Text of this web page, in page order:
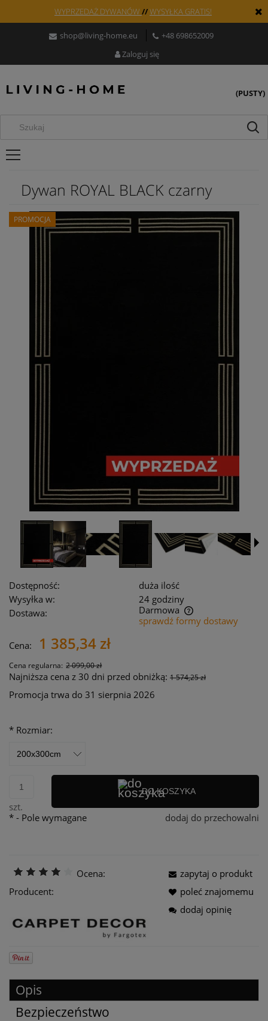
WYPRZEDAŻ DYWANÓW //WYSYŁKA GRATIS!
shop@living-home.eu
+48 698652009
Zaloguj się
(PUSTY)
Dywan ROYAL BLACK czarny
PROMOCJA
Dostępność:
duża ilość
Wysyłka w:
24 godziny
Dostawa:
Darmowa
Cena nie zawiera ewentualnych kosztów płatności
sprawdź formy dostawy
Cena: 1 385,34 zł
Cena regularna: 2 099,00 zł
Najniższa cena z 30 dni przed obniżką: 1 574,25 zł
Promocja trwa do 31 sierpnia 2026
* Rozmiar:
szt.
DO KOSZYKA
dodaj do przechowalni
* - Pole wymagane
Ocena:
Producent:
zapytaj o produkt
poleć znajomemu
dodaj opinię
Opis
Bezpieczeństwo